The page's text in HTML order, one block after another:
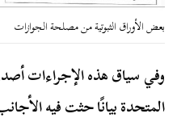
بعض الأوراق الثبوتية من مصلحة الجوازات
وفي سياق هذه الإجراءات
المتحدة بيانًا حثت فيه